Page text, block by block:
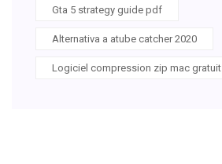
Gta 5 strategy guide pdf
Alternativa a atube catcher 2020
Logiciel compression zip mac gratuit